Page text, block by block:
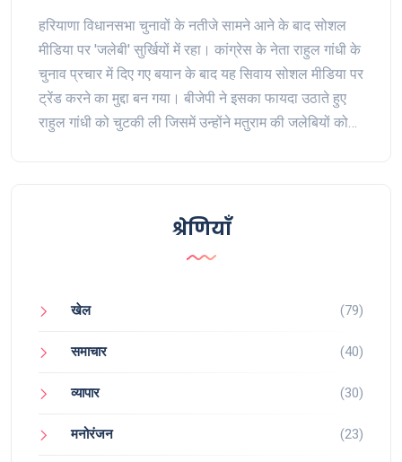
हरियाणा विधानसभा चुनावों के नतीजे सामने आने के बाद सोशल
मीडिया पर 'जलेबी' सुर्खियों में रहा। कांग्रेस के नेता राहुल गांधी के
चुनाव प्रचार में दिए गए बयान के बाद यह सिवाय सोशल मीडिया पर
ट्रेंड करने का मुद्दा बन गया। बीजेपी ने इसका फायदा उठाते हुए
राहुल गांधी को चुटकी ली जिसमें उन्होंने मतुराम की जलेबियों को
श्रेणियाँ
खेल (79)
समाचार (40)
व्यापार (30)
मनोरंजन (23)